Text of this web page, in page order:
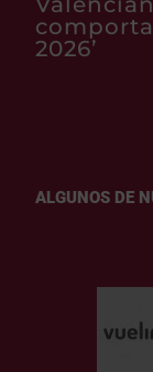
2026’
ALGUNOS DE